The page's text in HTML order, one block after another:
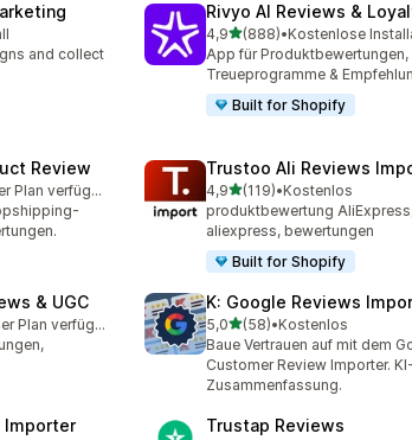
and collect
Rivyo AI Reviews &
4,9von 5 Sternen
(888)
888 Rezensionen insgesamt
•Kostenlose
App für Produktbewertungen,
Treueprogramme &
Built for Shopify
Review
Kostenloser Plan verfügbar
Trustoo Ali Reviews
4,9von 5 Sternen
(119)
119 Rezensionen insgesamt
•Kostenlos
produktbewertung
aliexpress, bewertungen
Built for Shopify
& UGC
Kostenloser Plan verfügbar
K: Google Reviews
5,0von 5 Sternen
(58)
58 Rezensionen insgesamt
•Kostenlos
Baue Vertrauen auf mit dem
Customer Review Importer. KI-
Zusammenfassung.
Importer Trustap Reviews